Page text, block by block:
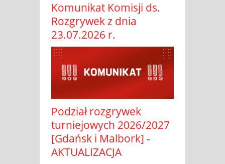
Komunikat Komisji ds.
Rozgrywek z dnia
23.07.2026 r.
Podział rozgrywek
turniejowych 2026/2027
[Gdańsk i Malbork] -
AKTUALIZACJA